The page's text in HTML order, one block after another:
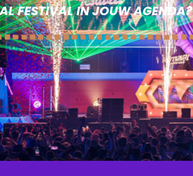
FESTIVAL IN JOUW AGENDA?